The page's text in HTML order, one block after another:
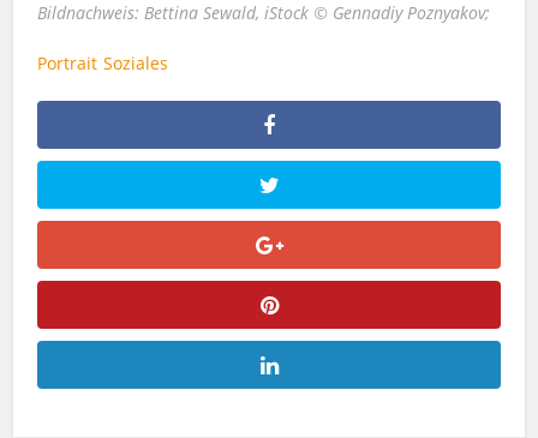
Bildnachweis: Bettina Sewald, iStock © Gennadiy Poznyakov;
Portrait Soziales